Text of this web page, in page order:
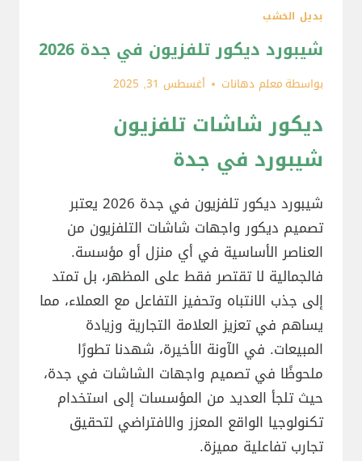
بديل الخشب
شيبورد ديكور تلفزيون في جدة 2026
بواسطة معلم دهانات أغسطس 31, 2025
ديكور شاشات تلفزيون
شيبورد في جدة
شيبورد ديكور تلفزيون في جدة 2026 يعتبر
تصميم ديكور واجهات شاشات التلفزيون من
العناصر الأساسية في أي منزل أو مؤسسة.
فالجمالية لا تقتصر فقط على المظهر، بل تمتد
إلى جذب الانتباه وتحفيز التفاعل مع العملاء، مما
يساهم في تعزيز العلامة التجارية وزيادة
المبيعات. في الآونة الأخيرة، شهدنا تطورًا
ملحوظًا في تصميم واجهات الشاشات في جدة،
حيث تلجأ العديد من المؤسسات إلى استخدام
تكنولوجيا الواقع المعزز والافتراضي لتحقيق
تجارب تفاعلية مميزة.